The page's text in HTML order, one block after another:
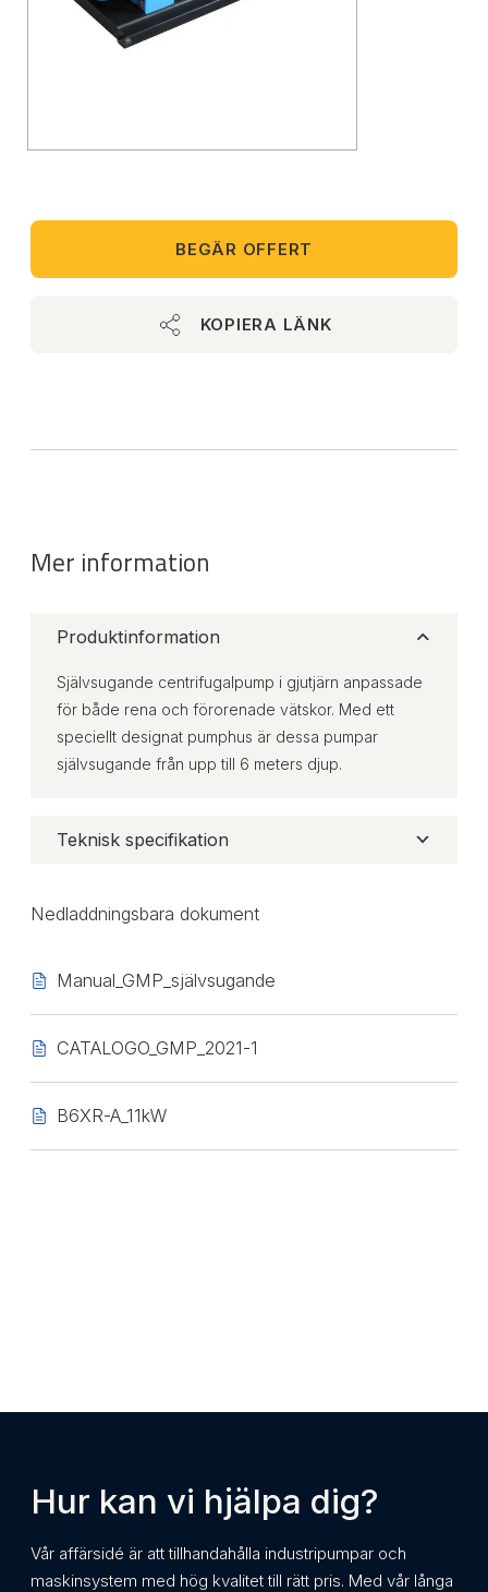
BEGÄR OFFERT
KOPIERA LÄNK
Mer information
Produktinformation
Självsugande centrifugalpump i gjutjärn anpassade
för både rena och förorenade vätskor. Med ett
speciellt designat pumphus är dessa pumpar
självsugande från upp till 6 meters djup.
Teknisk specifikation
Nedladdningsbara dokument
Manual_GMP_självsugande
CATALOGO_GMP_2021-1
B6XR-A_11kW
Hur kan vi hjälpa dig?
Vår affärsidé är att tillhandahålla industripumpar och
maskinsystem med hög kvalitet till rätt pris. Med vår långa